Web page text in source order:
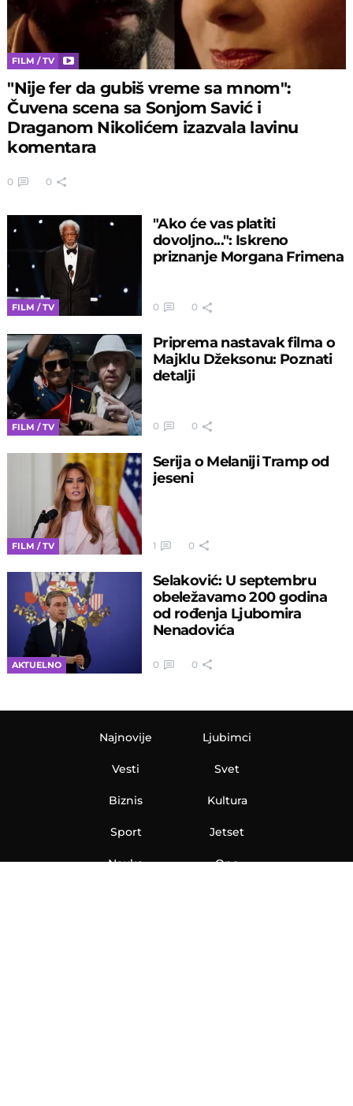
FILM / TV
"Nije fer da gubiš vreme sa mnom":
Čuvena scena sa Sonjom Savić i
Draganom Nikolićem izazvala lavinu
komentara
0 0
FILM / TV
"Ako će vas platiti
dovoljno...": Iskreno
priznanje Morgana Frimena
0 0
FILM / TV
Priprema nastavak filma o
Majklu Džeksonu: Poznati
detalji
0 0
FILM / TV
Serija o Melaniji Tramp od
jeseni
1 0
AKTUELNO
Selaković: U septembru
obeležavamo 200 godina
od rođenja Ljubomira
Nenadovića
0 0
Najnovije
Vesti
Biznis
Sport
Nauka
Ljubimci
Svet
Kultura
Jetset
Ona